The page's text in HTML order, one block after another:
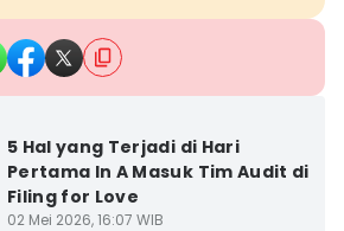
5 Hal yang Terjadi di Hari
Pertama In A Masuk Tim Audit di
Filing for Love
02 Mei 2026, 16:07 WIB